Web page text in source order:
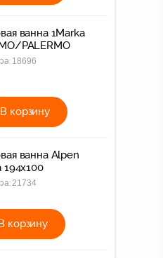
ванна 1Marka
PALERMO
18696
В корзину
ванна Alpen
194х100
21734
В корзину